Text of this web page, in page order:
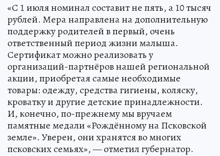
«С 1 июля номинал составит не пять, а 10 тысяч
рублей. Мера направлена на дополнительную
поддержку родителей в первый, очень
ответственный период жизни малыша.
Сертификат можно реализовать у
организаций-партнёров нашей региональной
акции, приобретая самые необходимые
товары: одежду, средства гигиены, коляску,
кроватку и другие детские принадлежности.
И, конечно, по-прежнему мы вручаем
памятные медали «Рождённому на Псковской
земле». Уверен, они хранятся во многих
псковских семьях», — отметил губернатор.